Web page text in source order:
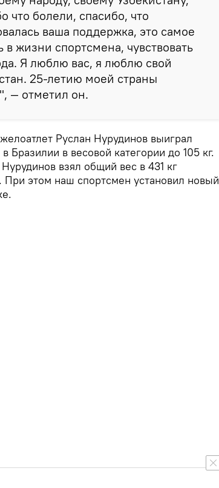
что болели, спасибо, что
ваша поддержка, это самое
жизни спортсмена, чувствовать
Я люблю вас, я люблю свой
25-летию моей страны
— отметил он.
Руслан Нурудинов выиграл
в весовой категории до 105 кг.
взял общий вес в 431 кг
этом наш спортсмен установил новый